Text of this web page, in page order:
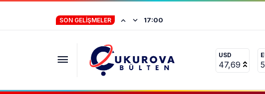
SON GELIŞMELER 17:00
ifade vermez”
USD
47,69
Adana’da büyük uyuşturucu vurgunu